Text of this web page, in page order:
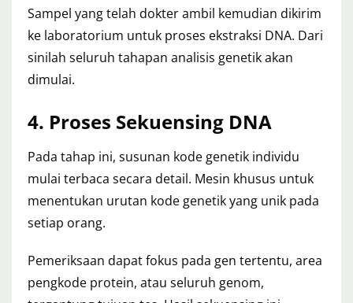
Sampel yang telah dokter ambil kemudian dikirim
ke laboratorium untuk proses ekstraksi DNA. Dari
sinilah seluruh tahapan analisis genetik akan
dimulai.
4. Proses Sekuensing DNA
Pada tahap ini, susunan kode genetik individu
mulai terbaca secara detail. Mesin khusus untuk
menentukan urutan kode genetik yang unik pada
setiap orang.
Pemeriksaan dapat fokus pada gen tertentu, area
pengkode protein, atau seluruh genom,